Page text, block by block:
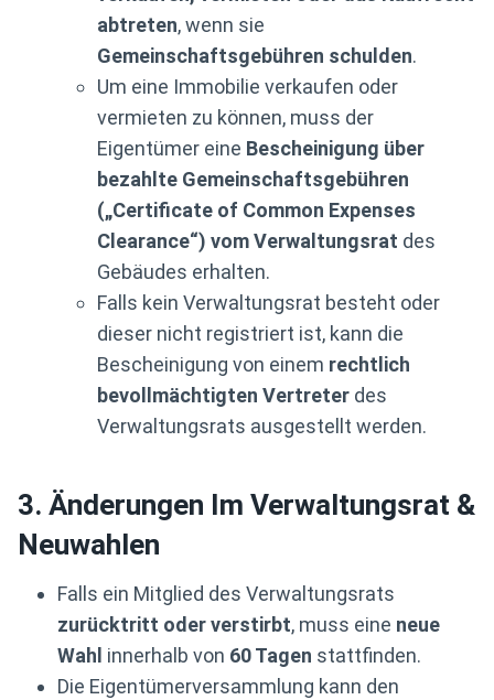
abtreten, wenn sie
Gemeinschaftsgebühren schulden.
Um eine Immobilie verkaufen oder
vermieten zu können, muss der
Eigentümer eine Bescheinigung über
bezahlte Gemeinschaftsgebühren
(„Certificate of Common Expenses
Clearance“) vom Verwaltungsrat des
Gebäudes erhalten.
Falls kein Verwaltungsrat besteht oder
dieser nicht registriert ist, kann die
Bescheinigung von einem rechtlich
bevollmächtigten Vertreter des
Verwaltungsrats ausgestellt werden.
3. Änderungen Im Verwaltungsrat &
Neuwahlen
Falls ein Mitglied des Verwaltungsrats
zurücktritt oder verstirbt, muss eine neue
Wahl innerhalb von 60 Tagen stattfinden.
Die Eigentümerversammlung kann den